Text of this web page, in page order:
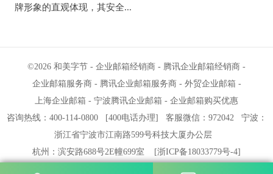
牌形象的直观体现，其安全...
©2026 和美字节 - 企业邮箱经销商 - 腾讯企业邮箱经销商 -
企业邮箱服务商- 腾讯企业邮箱服务商- 外贸企业邮箱 -
上海企业邮箱 - 宁波腾讯企业邮箱 - 企业邮箱购买优惠
咨询热线：400-114-0800[400电话办理] 客服微信：972042 宁波 ：
浙江省宁波市江南路599号科技大厦办公层
杭州 ：滨安路688号2E幢699室 [浙ICP备18033779号-4]